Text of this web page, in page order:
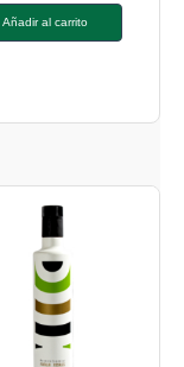
Añadir al carrito